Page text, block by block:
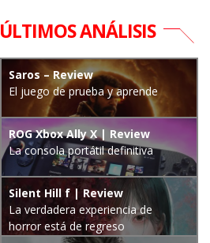
ÚLTIMOS ANÁLISIS
Saros – Review
El juego de prueba y aprende
ROG Xbox Ally X | Review
La consola portátil definitiva
Silent Hill f | Review
La verdadera experiencia de
horror está de regreso